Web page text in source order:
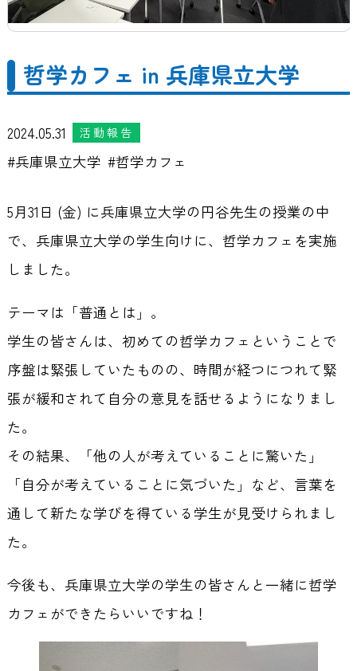
哲学カフェ in 兵庫県立大学
2024.05.31 活動報告
兵庫県立大学 哲学カフェ
5月31日 (金) に兵庫県立大学の円谷先生の授業の中
で、兵庫県立大学の学生向けに、哲学カフェを実施
しました。
テーマは「普通とは」。
学生の皆さんは、初めての哲学カフェということで
序盤は緊張していたものの、時間が経つにつれて緊
張が緩和されて自分の意見を話せるようになりまし
た。
その結果、「他の人が考えていることに驚いた」
「自分が考えていることに気づいた」など、言葉を
通して新たな学びを得ている学生が見受けられまし
た。
今後も、兵庫県立大学の学生の皆さんと一緒に哲学
カフェができたらいいですね！